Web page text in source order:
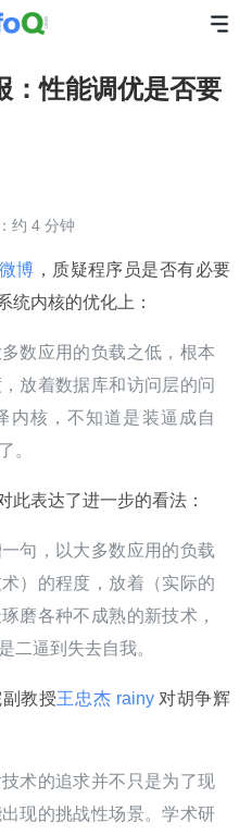
：性能调优是否要
约 4 分钟
微博 ，质疑程序员是否有必要
统内核的优化上：
数应用的负载之低，根本
放着数据库和访问层的问
内核，不知道是装逼成自
。
此表达了进一步的看法：
句，以大多数应用的负载
）的程度，放着（实际的
磨各种不成熟的新技术，
二逼到失去自我。
教授王忠杰 rainy 对胡争辉
术的追求并不只是为了现
现的挑战性场景。学术研